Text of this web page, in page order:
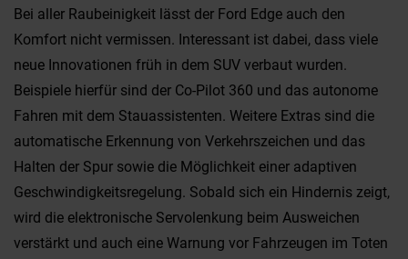
Bei aller Raubeinigkeit lässt der Ford Edge auch den
Komfort nicht vermissen. Interessant ist dabei, dass viele
neue Innovationen früh in dem SUV verbaut wurden.
Beispiele hierfür sind der Co-Pilot 360 und das autonome
Fahren mit dem Stauassistenten. Weitere Extras sind die
automatische Erkennung von Verkehrszeichen und das
Halten der Spur sowie die Möglichkeit einer adaptiven
Geschwindigkeitsregelung. Sobald sich ein Hindernis zeigt,
wird die elektronische Servolenkung beim Ausweichen
verstärkt und auch eine Warnung vor Fahrzeugen im Toten